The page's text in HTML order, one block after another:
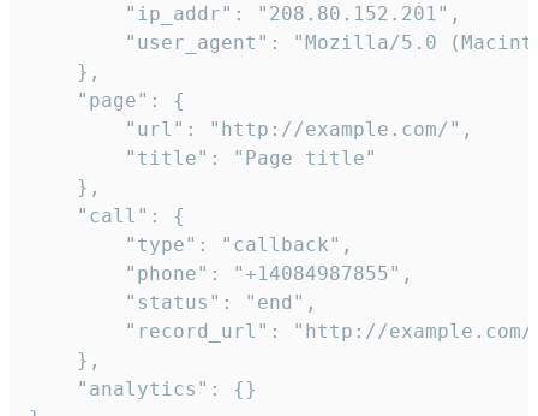
        "ip_addr": "208.80.152.201",
"user_agent": "Mozilla/5.0
    },
    "page": {
        "url": "http://example.com/",
        "title": "Page title"
    },
    "call": {
        "type": "callback",
        "phone": "+14084987855",
        "status": "end",
"record_url": "http://
    },
    "analytics": {}